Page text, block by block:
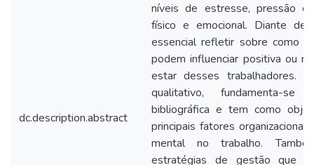
dc.description.abstract
níveis de estresse, pressão
físico e emocional. Diante
essencial refletir sobre como
podem influenciar positiva ou
estar desses trabalhadores.
qualitativo, fundamenta-
bibliográfica e tem como
principais fatores
mental no trabalho.
estratégias de gestão que